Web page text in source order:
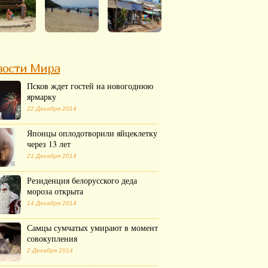
Мира
Псков ждет гостей на новогоднюю
ярмарку
22 Декабря 2014
Японцы оплодотворили яйцеклетку
через 13 лет
21 Декабря 2014
Резиденция белорусского деда
мороза открыта
14 Декабря 2014
Самцы сумчатых умирают в момент
совокупления
2 Декабря 2014